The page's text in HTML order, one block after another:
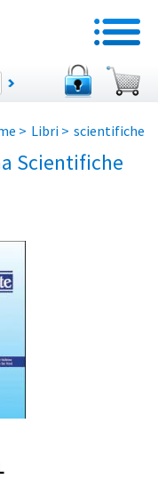
> Libri > scientifiche
Scientifiche